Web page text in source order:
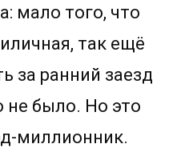
мало того, что
так ещё
за ранний заезд
не было. Но это
миллионник.